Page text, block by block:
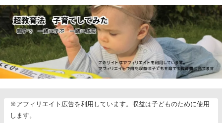
※アフィリエイト広告を利用しています。収益は子どものために使用
します。